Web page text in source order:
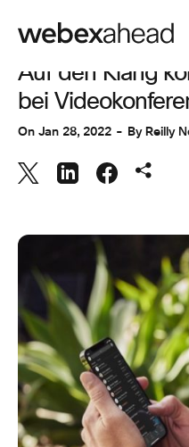
ZUSAMMENARBEIT
Auf den Klang
bei
On Jan 28, 2022 ByReilly